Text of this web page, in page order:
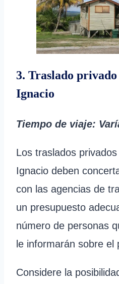
3. Traslado privado
Ignacio
Tiempo de viaje:
Los traslados
Ignacio deben
con las agencias de
un presupuesto
número de personas
le informarán sobre el
Considere la